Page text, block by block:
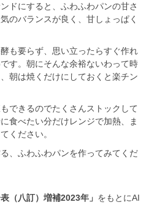
ドにすると、ふわふわパンの甘さ
のバランスが良く、甘しょっぱく
も要らず、思い立ったらすぐ作れ
す。朝にそんな余裕ないわって時
朝は焼くだけにしておくと楽チン
できるのでたくさんストックして
食べたい分だけレンジで加熱、ま
ください。
、ふわふわパンを作ってみてくだ
（八訂）増補2023年」 をもとにAI